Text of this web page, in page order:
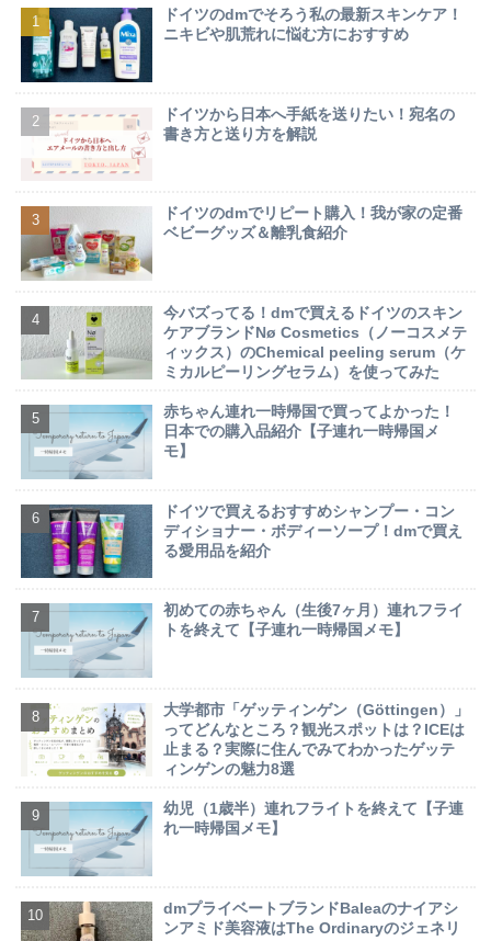
ドイツのdmでそろう私の最新スキンケア！
ニキビや肌荒れに悩む方におすすめ
ドイツから日本へ手紙を送りたい！宛名の
書き方と送り方を解説
ドイツのdmでリピート購入！我が家の定番
ベビーグッズ＆離乳食紹介
今バズってる！dmで買えるドイツのスキン
ケアブランドNø Cosmetics（ノーコスメテ
ィックス）のChemical peeling serum（ケ
ミカルピーリングセラム）を使ってみた
赤ちゃん連れ一時帰国で買ってよかった！
日本での購入品紹介【子連れ一時帰国メ
モ】
ドイツで買えるおすすめシャンプー・コン
ディショナー・ボディーソープ！dmで買え
る愛用品を紹介
初めての赤ちゃん（生後7ヶ月）連れフライ
トを終えて【子連れ一時帰国メモ】
大学都市「ゲッティンゲン（Göttingen）」
ってどんなところ？観光スポットは？ICEは
止まる？実際に住んでみてわかったゲッテ
ィンゲンの魅力8選
幼児（1歳半）連れフライトを終えて【子連
れ一時帰国メモ】
dmプライベートブランドBaleaのナイアシ
ンアミド美容液はThe Ordinaryのジェネリ